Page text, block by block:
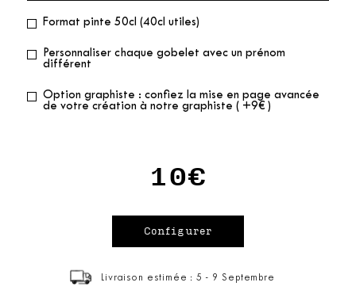
Format pinte 50cl (40cl utiles)
Personnaliser chaque gobelet avec un prénom
différent
Option graphiste : confiez la mise en page avancée
de votre création à notre graphiste ( +9€ )
10€
Livraison estimée : 5 - 9 Septembre